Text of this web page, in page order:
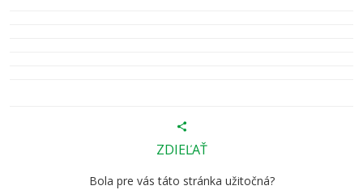
ZDIEĽAŤ
Bola pre vás táto stránka užitočná?